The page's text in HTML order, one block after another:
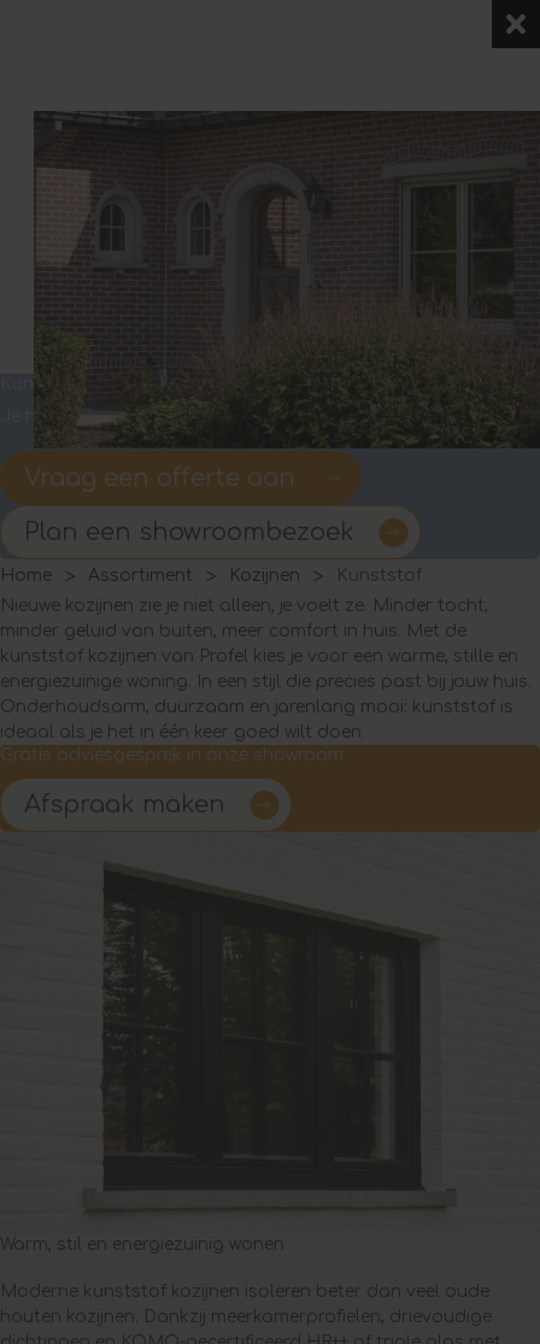
Kunststof kozijnen
Je huis voelt direct anders, van binnen én buiten
Vraag een offerte aan
Plan een showroombezoek
Home Assortiment Kozijnen
Kunststof
Nieuwe kozijnen zie je niet alleen, je voelt ze. Minder tocht,
minder geluid van buiten, meer comfort in huis. Met de
kunststof kozijnen van Profel kies je voor een warme, stille en
energiezuinige woning. In een stijl die precies past bij jouw huis.
Onderhoudsarm, duurzaam en jarenlang mooi: kunststof is
ideaal als je het in één keer goed wilt doen.
Gratis adviesgesprek in onze showroom
Afspraak maken
Warm, stil en energiezuinig wonen
Moderne kunststof kozijnen isoleren beter dan veel oude
houten kozijnen. Dankzij meerkamerprofielen, drievoudige